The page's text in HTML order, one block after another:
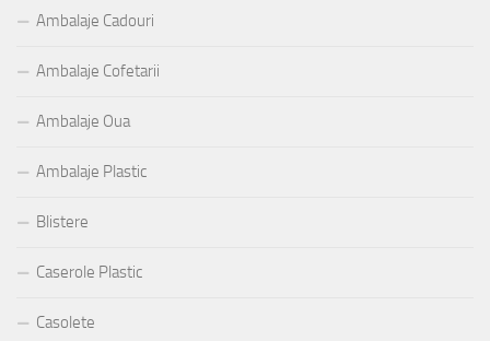
Ambalaje Cadouri
Ambalaje Cofetarii
Ambalaje Oua
Ambalaje Plastic
Blistere
Caserole Plastic
Casolete